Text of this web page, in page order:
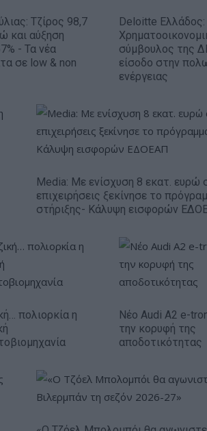
Τζίρος 98,7
και αύξηση
- Τα νέα
σε low & non
Deloitte Ελλάδος:
σύμβουλος της
είσοδο στην
ενέργειας
Media: Με ενίσχυση 8 εκατ. ευρώ
επιχειρήσεις ξεκίνησε το
στήριξης- Κάλυψη εισφορών
πολιορκία η
Νέο Audi A2 e-
την κορυφή της
αποδοτικότητας